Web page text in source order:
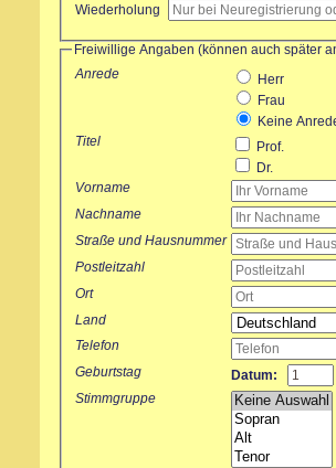
Wiederholung
Freiwillige Angaben (können auch später
Anrede
Herr
Frau
Keine
Titel
Prof.
Dr.
Vorname
Nachname
Straße und Hausnummer
Postleitzahl
Ort
Land
Telefon
Geburtstag
Stimmgruppe